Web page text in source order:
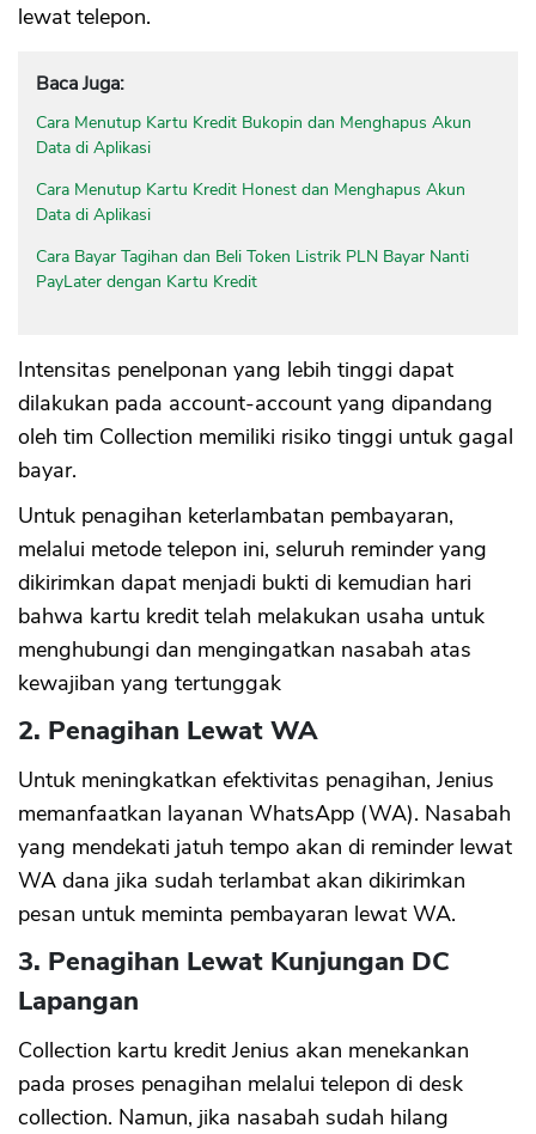
lewat telepon.
Baca Juga:
Cara Menutup Kartu Kredit Bukopin dan Menghapus Akun
Data di Aplikasi
Cara Menutup Kartu Kredit Honest dan Menghapus Akun
Data di Aplikasi
Cara Bayar Tagihan dan Beli Token Listrik PLN Bayar Nanti
PayLater dengan Kartu Kredit
Intensitas penelponan yang lebih tinggi dapat
dilakukan pada account-account yang dipandang
oleh tim Collection memiliki risiko tinggi untuk gagal
bayar.
Untuk penagihan keterlambatan pembayaran,
melalui metode telepon ini, seluruh reminder yang
dikirimkan dapat menjadi bukti di kemudian hari
bahwa kartu kredit telah melakukan usaha untuk
menghubungi dan mengingatkan nasabah atas
kewajiban yang tertunggak
2. Penagihan Lewat WA
Untuk meningkatkan efektivitas penagihan, Jenius
memanfaatkan layanan WhatsApp (WA). Nasabah
yang mendekati jatuh tempo akan di reminder lewat
WA dana jika sudah terlambat akan dikirimkan
pesan untuk meminta pembayaran lewat WA.
3. Penagihan Lewat Kunjungan DC
Lapangan
Collection kartu kredit Jenius akan menekankan
pada proses penagihan melalui telepon di desk
collection. Namun, jika nasabah sudah hilang